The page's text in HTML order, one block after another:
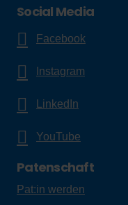
Social Media
Facebook
Instagram
LinkedIn
YouTube
Patenschaft
Pat:in werden